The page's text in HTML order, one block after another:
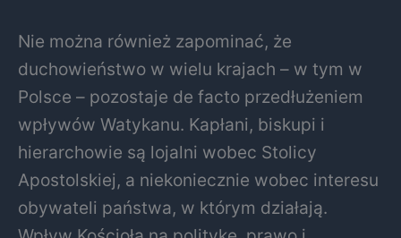
Nie można również zapominać, że
duchowieństwo w wielu krajach – w tym w
Polsce – pozostaje de facto przedłużeniem
wpływów Watykanu. Kapłani, biskupi i
hierarchowie są lojalni wobec Stolicy
Apostolskiej, a niekoniecznie wobec interesu
obywateli państwa, w którym działają.